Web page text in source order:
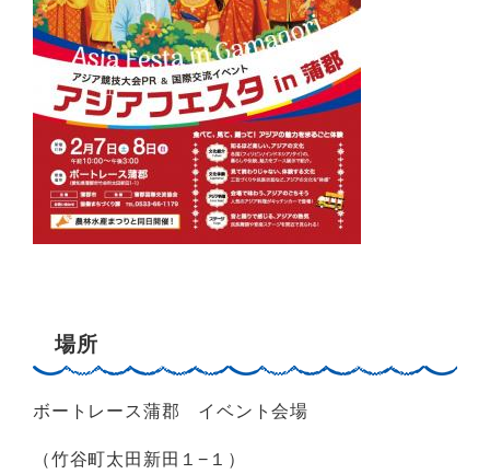
場所
ボートレース蒲郡 イベント会場
（竹谷町太田新田１−１）